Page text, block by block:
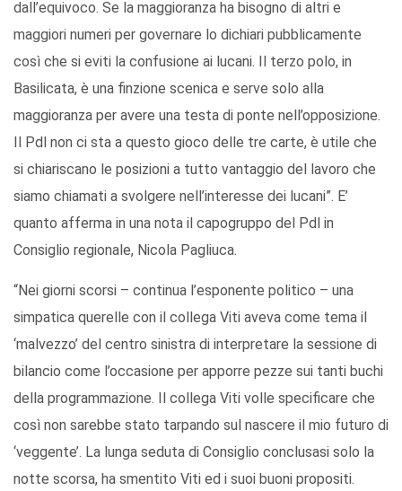
dall’equivoco. Se la maggioranza ha bisogno di altri e
maggiori numeri per governare lo dichiari pubblicamente
così che si eviti la confusione ai lucani. Il terzo polo, in
Basilicata, è una finzione scenica e serve solo alla
maggioranza per avere una testa di ponte nell’opposizione.
Il Pdl non ci sta a questo gioco delle tre carte, è utile che
si chiariscano le posizioni a tutto vantaggio del lavoro che
siamo chiamati a svolgere nell’interesse dei lucani”. E’
quanto afferma in una nota il capogruppo del Pdl in
Consiglio regionale, Nicola Pagliuca.
“Nei giorni scorsi – continua l’esponente politico – una
simpatica querelle con il collega Viti aveva come tema il
‘malvezzo’ del centro sinistra di interpretare la sessione di
bilancio come l’occasione per apporre pezze sui tanti buchi
della programmazione. Il collega Viti volle specificare che
così non sarebbe stato tarpando sul nascere il mio futuro di
‘veggente’. La lunga seduta di Consiglio conclusasi solo la
notte scorsa, ha smentito Viti ed i suoi buoni propositi.